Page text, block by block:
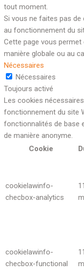
tout moment.
Si vous ne faites pas de
au fonctionnement du
Cette page vous
manière globale ou au
Nécessaires
Nécessaires
Toujours activé
Les cookies
fonctionnement du site
fonctionnalités de base
de manière anonyme.
Cookie
cookielawinfo-
checbox-analytics
11
cookielawinfo-
checbox-functional
11